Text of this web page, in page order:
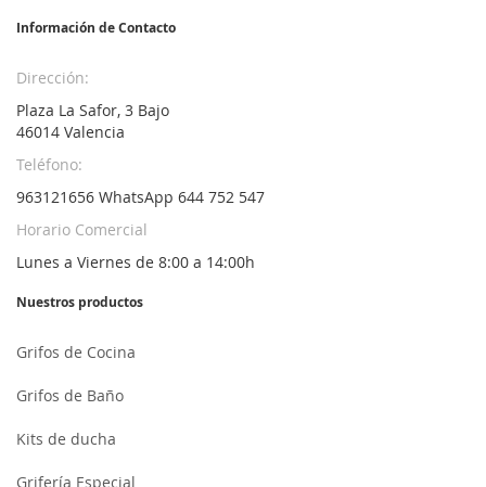
Información de Contacto
Dirección:
Plaza La Safor, 3 Bajo
46014 Valencia
Teléfono:
963121656 WhatsApp 644 752 547
Horario Comercial
Lunes a Viernes de 8:00 a 14:00h
Nuestros productos
Grifos de Cocina
Grifos de Baño
Kits de ducha
Grifería Especial